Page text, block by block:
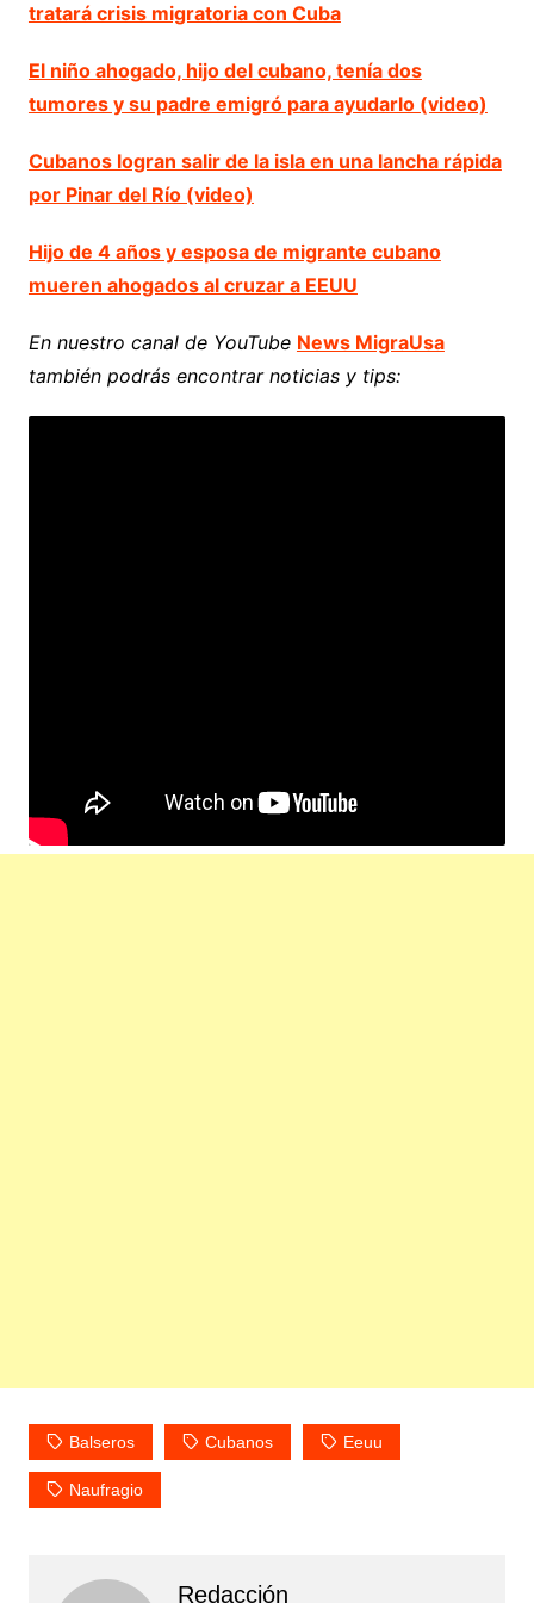
tratará crisis migratoria con Cuba
El niño ahogado, hijo del cubano, tenía dos
tumores y su padre emigró para ayudarlo (video)
Cubanos logran salir de la isla en una lancha rápida
por Pinar del Río (video)
Hijo de 4 años y esposa de migrante cubano
mueren ahogados al cruzar a EEUU
En nuestro canal de YouTube News MigraUsa
también podrás encontrar noticias y tips:
Balseros Cubanos Eeuu
Naufragio
Redacción